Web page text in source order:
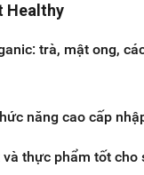
Healthy
trà, mật ong,
năng cao cấp
thực phẩm tốt cho